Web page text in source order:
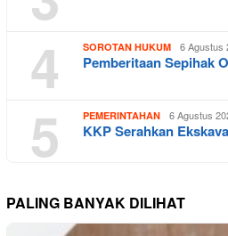
4 SOROTAN HUKUM 6 Agustus
Pemberitaan Sepihak
5 PEMERINTAHAN 6 Agustus
KKP Serahkan
PALING BANYAK DILIHAT